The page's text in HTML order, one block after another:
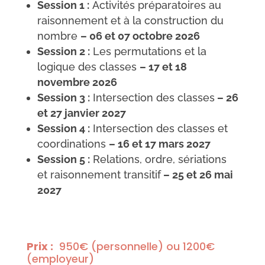
Session 1 :Activités préparatoires au
raisonnement et à la construction du
nombre – 06 et 07 octobre 2026
Session 2 :Les permutations et la
logique des classes – 17 et 18
novembre 2026
Session 3 :Intersection des classes – 26
et 27 janvier 2027
Session 4 :Intersection des classes et
coordinations – 16 et 17 mars 2027
Session 5 :Relations, ordre, sériations
et raisonnement transitif– 25 et 26 mai
2027
Prix : 950€ (personnelle) ou 1200€
(employeur)